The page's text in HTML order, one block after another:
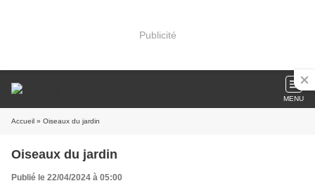
Publicité
MENU
Accueil » Oiseaux du jardin
Oiseaux du jardin
Publié le 22/04/2024 à 05:00